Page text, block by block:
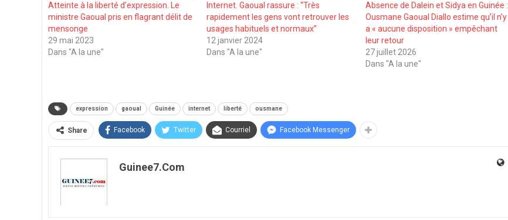
Atteinte à la liberté d’expression. Le
ministre Gaoual pris en flagrant délit de
mensonge
29 mai 2023
Dans "A la une"
Internet. Gaoual rassure : ‘‘Très
rapidement les gens vont retrouver les
usages habituels et normaux’’
12 janvier 2024
Dans "A la une"
Absence de Dalein et Sidya en Guinée :
Ousmane Gaoual Diallo estime qu’il n’y
a « aucune disposition » empêchant
leur retour
27 juillet 2026
Dans "A la une"
expression gaoual Guinée internet liberté ousmane
Share Facebook Twitter Courriel Facebook Messenger
Guinee7.com